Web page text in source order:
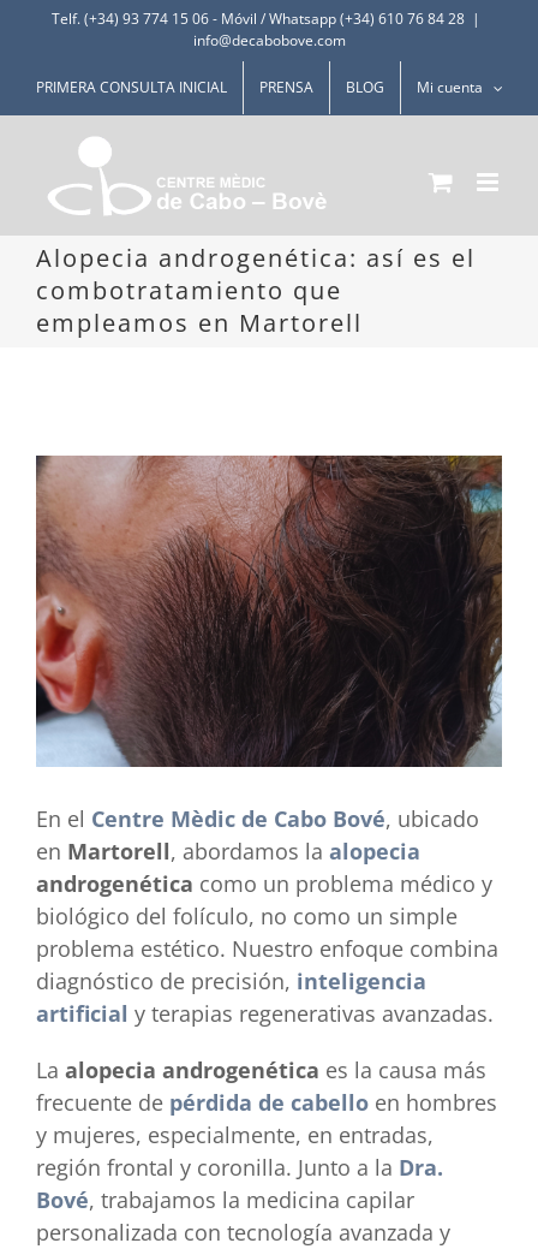
Saltar
contenido
Telf. (+34) 93 774 15 06- Móvil / Whatsapp (+34) 610 76 84 28 |
info@decabobove.com
PRIMERA CONSULTA INICIAL PRENSA BLOG Mi cuenta
Alopecia androgenética: así es el
combotratamiento que
empleamos en Martorell
Ver
imagen
más
grande
En el Centre Mèdic de Cabo Bové, ubicado
en Martorell, abordamos la alopecia
androgenética como un problema médico y
biológico del folículo, no como un simple
problema estético. Nuestro enfoque combina
diagnóstico de precisión, inteligencia
artificial y terapias regenerativas avanzadas.
La alopecia androgenética es la causa más
frecuente de pérdida de cabello en hombres
y mujeres, especialmente, en entradas,
región frontal y coronilla. Junto a la Dra.
Bové, trabajamos la medicina capilar
personalizada con tecnología avanzada y